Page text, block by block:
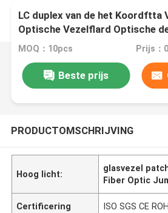
LC duplex van de het Koordftta
Optische Vezelflard Optische
Verbindingsdradenodc
MOQ：10pcs Prijs：
Beste prijs
PRODUCTOMSCHRIJVING
Hoog licht:
glasvezel
Fiber Optic
Certificering ISO SGS CE